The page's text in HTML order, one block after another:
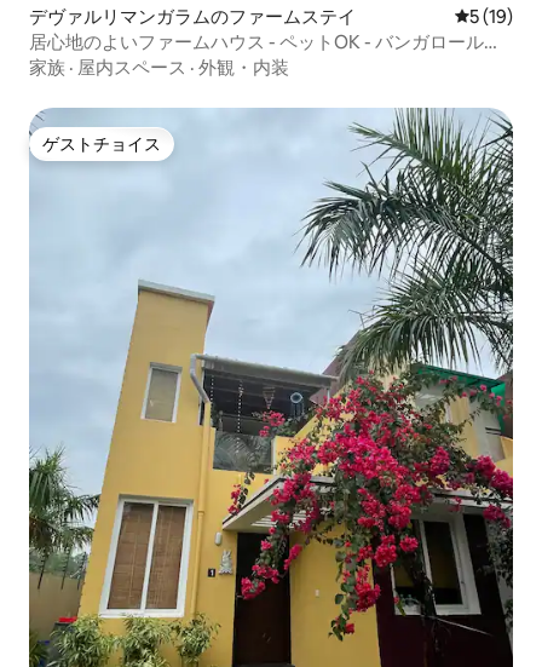
デヴァルリマンガラムのファームステイ レビュー
5 (19)
居心地のよいファームハウス - ペットOK - バンガロールか
ら43km
家族 · 屋内スペース · 外観・内装
ゲストチョイス
ゲストチョイス